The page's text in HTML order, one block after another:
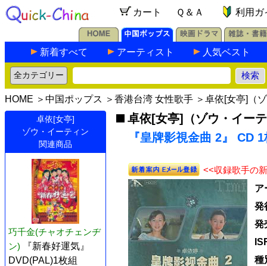
カート Ｑ＆Ａ 利用ガ
新着すべて アーティスト 人気ベスト
HOME ＞ 中国ポップス ＞ 香港台湾 女性歌手 ＞ 卓依[女亭]（
卓依[女亭]
ゾウ・イーティン
関連商品
巧千金(チャオチェンヂ
ン)
『新春好運気』
DVD(PAL)1枚組
卓依[女亭]（ゾウ・イー
『皇牌影視金曲 2』 CD
<<収録歌手の
ア
発
発
種